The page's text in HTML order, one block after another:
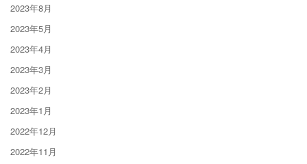
2023年8月
2023年5月
2023年4月
2023年3月
2023年2月
2023年1月
2022年12月
2022年11月